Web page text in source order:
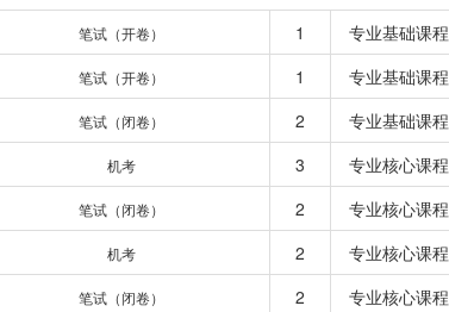
笔试（开卷） 1
专业基础课程
笔试（开卷） 1
专业基础课程
笔试（闭卷） 2
专业基础课程
机考 3
专业核心课程
笔试（闭卷） 2
专业核心课程
机考 2
专业核心课程
笔试（闭卷） 2
专业核心课程